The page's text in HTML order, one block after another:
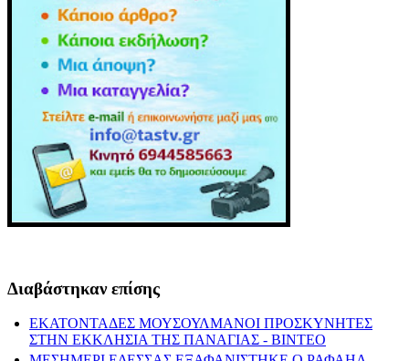
Διαβάστηκαν επίσης
ΕΚΑΤΟΝΤΑΔΕΣ ΜΟΥΣΟΥΛΜΑΝΟΙ ΠΡΟΣΚΥΝΗΤΕΣ
ΣΤΗΝ ΕΚΚΛΗΣΙΑ ΤΗΣ ΠΑΝΑΓΙΑΣ - ΒΙΝΤΕΟ